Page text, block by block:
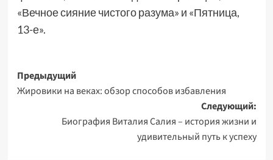
«Вечное сияние чистого разума» и «Пятница,
13-е».
Навигация
записи
Предыдущий
Жировики на веках: обзор способов избавления
Следующий:
Биография Виталия Салия – история жизни и
удивительный путь к успеху